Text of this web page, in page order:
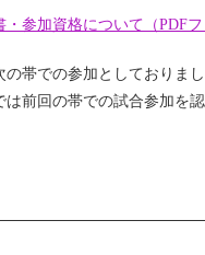
参加資格について（PDFフ
の帯での参加としておりま
は前回の帯での試合参加を認